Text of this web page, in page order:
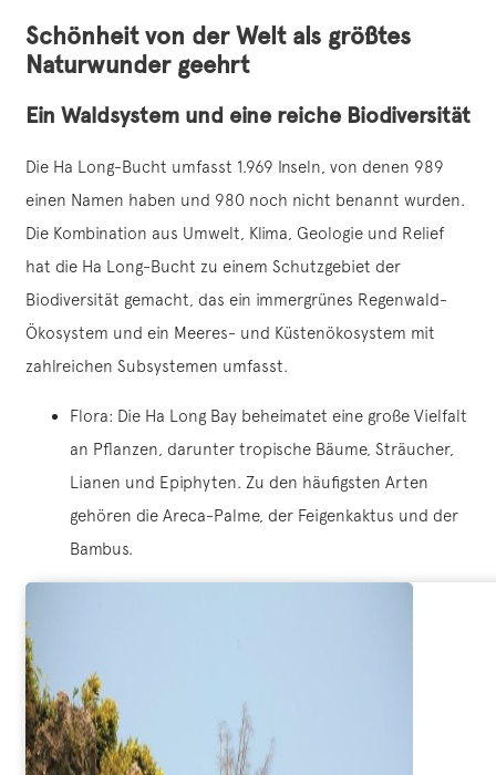
Schönheit von der Welt als größtes
Naturwunder geehrt
Ein Waldsystem und eine reiche Biodiversität
Die Ha Long-Bucht umfasst 1.969 Inseln, von denen 989
einen Namen haben und 980 noch nicht benannt wurden.
Die Kombination aus Umwelt, Klima, Geologie und Relief
hat die Ha Long-Bucht zu einem Schutzgebiet der
Biodiversität gemacht, das ein immergrünes Regenwald-
Ökosystem und ein Meeres- und Küstenökosystem mit
zahlreichen Subsystemen umfasst.
Flora: Die Ha Long Bay beheimatet eine große Vielfalt
an Pflanzen, darunter tropische Bäume, Sträucher,
Lianen und Epiphyten. Zu den häufigsten Arten
gehören die Areca-Palme, der Feigenkaktus und der
Bambus.